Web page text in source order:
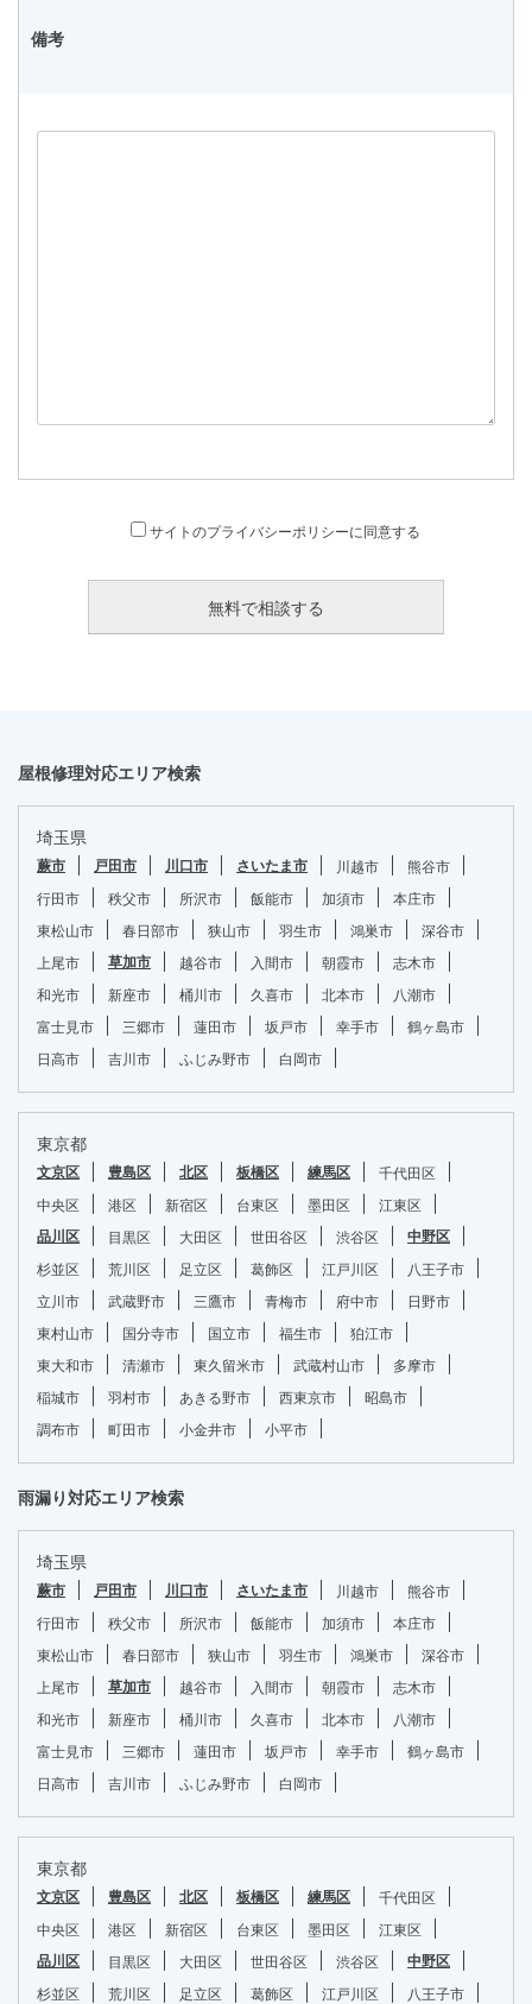
備考
サイトのプライバシーポリシーに同意する
屋根修理対応エリア検索
埼玉県
蕨市 戸田市 川口市 さいたま市 川越市
熊谷市
行田市
秩父市 所沢市 飯能市 加須市
本庄市
東松山市
春日部市 狭山市 羽生市 鴻巣市
深谷市
上尾市
草加市 越谷市 入間市 朝霞市
志木市
和光市
新座市 桶川市 久喜市 北本市
八潮市
富士見市
三郷市 蓮田市 坂戸市 幸手市
鶴ヶ島市
日高市
吉川市 ふじみ野市 白岡市
東京都
文京区 豊島区 北区 板橋区 練馬区
千代田区
中央区
港区 新宿区 台東区 墨田区 江東区
品川区 目黒区 大田区 世田谷区 渋谷区 中野区
杉並区 荒川区 足立区 葛飾区 江戸川区
八王子市
立川市
武蔵野市 三鷹市 青梅市 府中市
日野市
東村山市
国分寺市 国立市 福生市
狛江市
東大和市
清瀬市 東久留米市 武蔵村山市
多摩市
稲城市
羽村市 あきる野市 西東京市
昭島市
調布市
町田市 小金井市 小平市
雨漏り対応エリア検索
埼玉県
蕨市 戸田市 川口市 さいたま市 川越市
熊谷市
行田市
秩父市 所沢市 飯能市 加須市
本庄市
東松山市
春日部市 狭山市 羽生市 鴻巣市
深谷市
上尾市
草加市 越谷市 入間市 朝霞市
志木市
和光市
新座市 桶川市 久喜市 北本市
八潮市
富士見市
三郷市 蓮田市 坂戸市 幸手市
鶴ヶ島市
日高市
吉川市 ふじみ野市 白岡市
東京都
文京区 豊島区 北区 板橋区 練馬区
千代田区
中央区
港区 新宿区 台東区 墨田区 江東区
品川区 目黒区 大田区 世田谷区 渋谷区 中野区
杉並区 荒川区 足立区 葛飾区 江戸川区
八王子市